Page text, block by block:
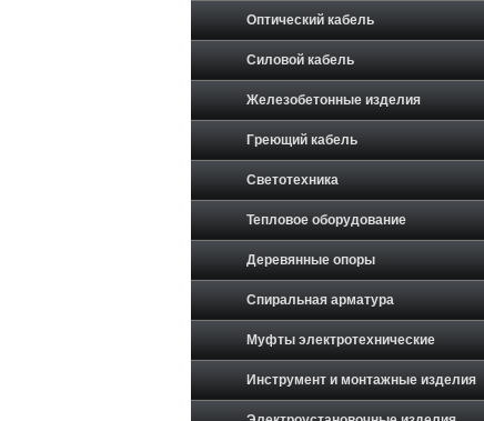
Оптический кабель
Силовой кабель
Железобетонные изделия
Греющий кабель
Светотехника
Тепловое оборудование
Деревянные опоры
Спиральная арматура
Муфты электротехнические
Инструмент и монтажные изделия